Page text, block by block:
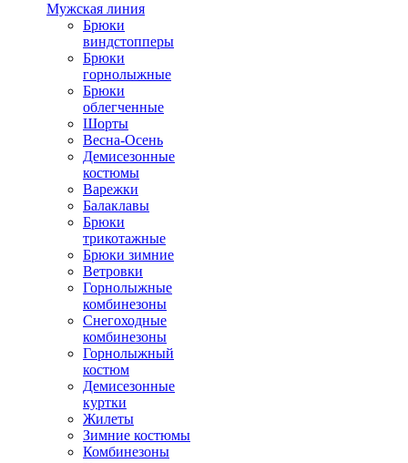
Мужская линия
Брюки
виндстопперы
Брюки
горнолыжные
Брюки
облегченные
Шорты
Весна-Осень
Демисезонные
костюмы
Варежки
Балаклавы
Брюки
трикотажные
Брюки зимние
Ветровки
Горнолыжные
комбинезоны
Снегоходные
комбинезоны
Горнолыжный
костюм
Демисезонные
куртки
Жилеты
Зимние костюмы
Комбинезоны